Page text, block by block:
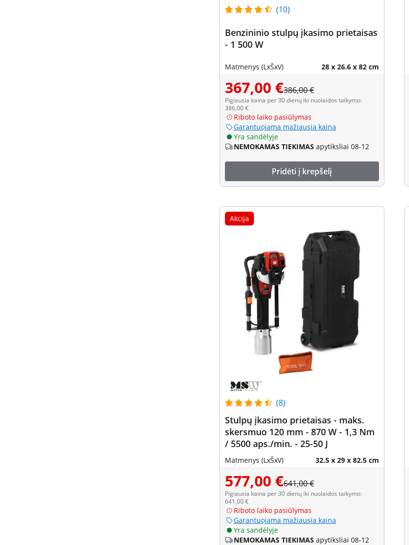
(10)
Benzininio stulpų įkasimo prietaisas
- 1 500 W
Matmenys (LxŠxV) 28 x 26.6 x 82 cm
367,00 €386,00 €
Pigiausia kaina per 30 dienų iki nuolaidos taikymo:
386,00 €
Riboto laiko pasiūlymas
Garantuojama mažiausia kaina
Yra sandėlyje
NEMOKAMAS TIEKIMAS apytiksliai 08-12
Pridėti į krepšelį
Akcija
(8)
Stulpų įkasimo prietaisas - maks.
skersmuo 120 mm - 870 W - 1,3 Nm
/ 5500 aps./min. - 25-50 J
Matmenys (LxŠxV) 32.5 x 29 x 82.5 cm
577,00 €641,00 €
Pigiausia kaina per 30 dienų iki nuolaidos taikymo:
641,00 €
Riboto laiko pasiūlymas
Garantuojama mažiausia kaina
Yra sandėlyje
NEMOKAMAS TIEKIMAS apytiksliai 08-12